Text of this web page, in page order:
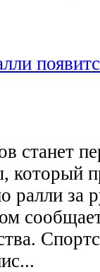
станет
который
ралли